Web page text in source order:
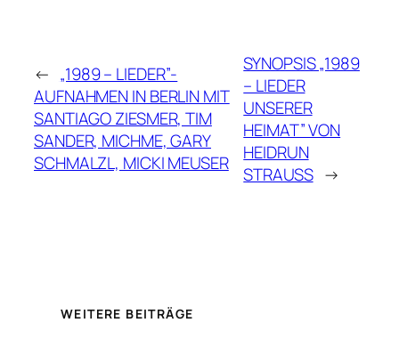
← „1989 – LIEDER”-
AUFNAHMEN IN BERLIN MIT
SANTIAGO ZIESMER, TIM
SANDER, MICHME, GARY
SCHMALZL, MICKI MEUSER
SYNOPSIS „1989
– LIEDER
UNSERER
HEIMAT” VON
HEIDRUN
STRAUSS →
WEITERE BEITRÄGE